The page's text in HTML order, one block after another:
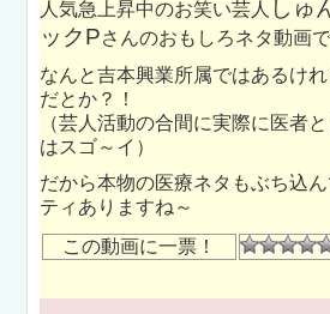
人気急上昇中のお笑い芸人 しゅ
ックPさんのおもしろネタ動画で
なんと吉本興業所属ではあるけ
だとか？！
（芸人活動の合間に実際に医者
はスゴ～イ）
だから本物の医療ネタもぶち込
ティありますね～
この動画に一票！